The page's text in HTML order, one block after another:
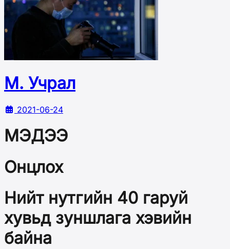
М. Учрал
2021-06-24
МЭДЭЭ
Онцлох
Нийт нутгийн 40 гаруй
хувьд зуншлага хэвийн
байна